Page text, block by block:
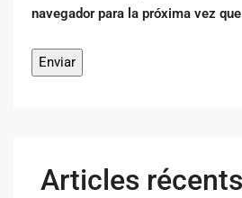
navegador para la próxima vez
Articles récents